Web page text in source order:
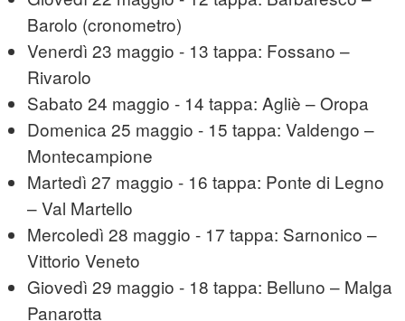
Barolo (cronometro)
Venerdì 23 maggio - 13 tappa: Fossano –
Rivarolo
Sabato 24 maggio - 14 tappa: Agliè – Oropa
Domenica 25 maggio - 15 tappa: Valdengo –
Montecampione
Martedì 27 maggio - 16 tappa: Ponte di Legno
– Val Martello
Mercoledì 28 maggio - 17 tappa: Sarnonico –
Vittorio Veneto
Giovedì 29 maggio - 18 tappa: Belluno – Malga
Panarotta